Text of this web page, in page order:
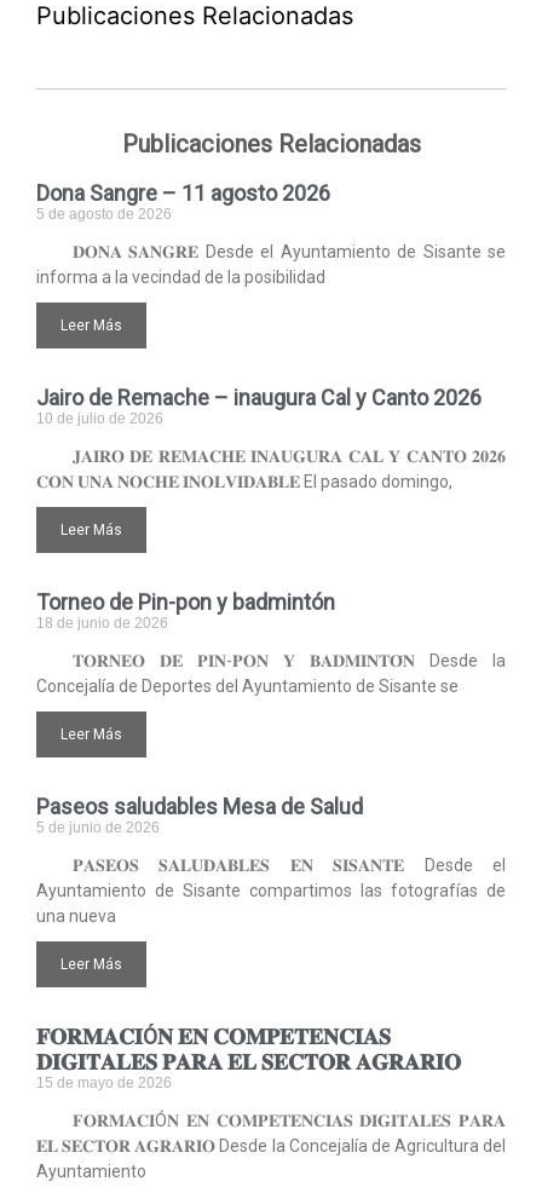
Publicaciones Relacionadas
Publicaciones Relacionadas
Dona Sangre – 11 agosto 2026
5 de agosto de 2026
𝐃𝐎𝐍𝐀 𝐒𝐀𝐍𝐆𝐑𝐄 Desde el Ayuntamiento de Sisante se
informa a la vecindad de la posibilidad
Leer Más
Jairo de Remache – inaugura Cal y Canto 2026
10 de julio de 2026
𝐉𝐀𝐈𝐑𝐎 𝐃𝐄 𝐑𝐄𝐌𝐀𝐂𝐇𝐄 𝐈𝐍𝐀𝐔𝐆𝐔𝐑𝐀 𝐂𝐀𝐋 𝐘 𝐂𝐀𝐍𝐓𝐎 𝟐𝟎𝟐𝟔
𝐂𝐎𝐍 𝐔𝐍𝐀 𝐍𝐎𝐂𝐇𝐄 𝐈𝐍𝐎𝐋𝐕𝐈𝐃𝐀𝐁𝐋𝐄 El pasado domingo,
Leer Más
Torneo de Pin-pon y badmintón
18 de junio de 2026
𝐓𝐎𝐑𝐍𝐄𝐎 𝐃𝐄 𝐏𝐈𝐍-𝐏𝐎𝐍 𝐘 𝐁𝐀𝐃𝐌𝐈𝐍𝐓𝐎́𝐍 Desde la
Concejalía de Deportes del Ayuntamiento de Sisante se
Leer Más
Paseos saludables Mesa de Salud
5 de junio de 2026
𝐏𝐀𝐒𝐄𝐎𝐒 𝐒𝐀𝐋𝐔𝐃𝐀𝐁𝐋𝐄𝐒 𝐄𝐍 𝐒𝐈𝐒𝐀𝐍𝐓𝐄 Desde el
Ayuntamiento de Sisante compartimos las fotografías de
una nueva
Leer Más
𝐅𝐎𝐑𝐌𝐀𝐂𝐈Ó𝐍 𝐄𝐍 𝐂𝐎𝐌𝐏𝐄𝐓𝐄𝐍𝐂𝐈𝐀𝐒
𝐃𝐈𝐆𝐈𝐓𝐀𝐋𝐄𝐒 𝐏𝐀𝐑𝐀 𝐄𝐋 𝐒𝐄𝐂𝐓𝐎𝐑 𝐀𝐆𝐑𝐀𝐑𝐈𝐎
15 de mayo de 2026
𝐅𝐎𝐑𝐌𝐀𝐂𝐈Ó𝐍 𝐄𝐍 𝐂𝐎𝐌𝐏𝐄𝐓𝐄𝐍𝐂𝐈𝐀𝐒 𝐃𝐈𝐆𝐈𝐓𝐀𝐋𝐄𝐒 𝐏𝐀𝐑𝐀
𝐄𝐋 𝐒𝐄𝐂𝐓𝐎𝐑 𝐀𝐆𝐑𝐀𝐑𝐈𝐎 Desde la Concejalía de Agricultura del
Ayuntamiento